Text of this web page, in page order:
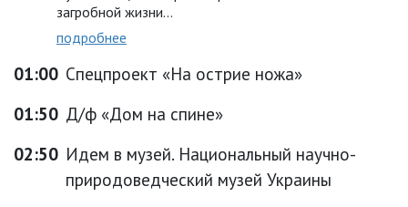
загробной жизни…
подробнее
01:00 Спецпроект «На острие ножа»
01:50 Д/ф «Дом на спине»
02:50 Идем в музей. Национальный научно-
природоведческий музей Украины